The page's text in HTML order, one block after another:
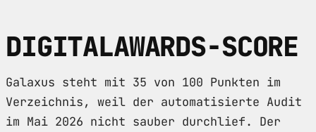
DIGITALAWARDS-SCORE
Galaxus steht mit 35 von 100 Punkten im
Verzeichnis, weil der automatisierte Audit
im Mai 2026 nicht sauber durchlief. Der